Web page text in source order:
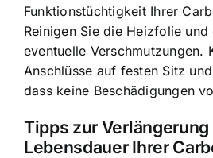
Funktionstüchtigkeit Ihrer
Reinigen Sie die Heizfolie und
eventuelle Verschmutzungen.
Anschlüsse auf festen Sitz
dass keine Beschädigungen
Tipps zur Verlängerung
Lebensdauer Ihrer